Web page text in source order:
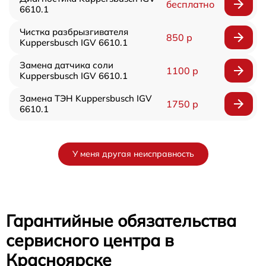
6610.1
бесплатно
Чистка разбрызгивателя
Kuppersbusch IGV 6610.1
850 р
Замена датчика соли
Kuppersbusch IGV 6610.1
1100 р
Замена ТЭН Kuppersbusch IGV
6610.1
1750 р
У меня другая неисправность
Гарантийные обязательства
сервисного центра в
Красноярске